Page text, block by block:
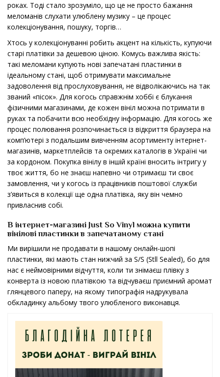
роках. Тоді стало зрозуміло, що це не просто бажання
меломанів слухати улюблену музику – це процес
колекціонування, пошуку, торгів…
Хтось у колекціонуванні робить акцент на кількість, купуючи
старі платівки за дешевою ціною. Комусь важлива якість:
такі меломани купують нові запечатані пластинки в
ідеальному стані, щоб отримувати максимальне
задоволення від прослуховування, не відволікаючись на так
званий «пісок». Для когось справжнім хоббі є блукання
фізичними магазинами, де кожен вініл можна потримати в
руках та побачити всю необхідну інформацію. Для когось же
процес полювання розпочинається із відкриття браузера на
комп’ютері з подальшим вивченням асортименту інтернет-
магазинів, маркетплейсів та окремих каталогів в Україні чи
за кордоном. Покупка вінілу в іншій країні вносить інтригу у
твоє життя, бо не знаєш напевно чи отримаєш ти своє
замовлення, чи у когось із працівників поштової служби
з’явиться в колекції ще одна платівка, яку він чемно
привласнив собі.
В інтернет-магазині Just So Vinyl можна купити
вінілові пластинки в запечатаному стані
Ми вирішили не продавати в нашому онлайн-шопі
пластинки, які мають стан нижчий за S/S (Stll Sealed), бо для
нас є неймовірними відчуття, коли ти знімаєш плівку з
конверта із новою платівкою та відчуваєш приємний аромат
глянцевого паперу, на якому типографія надрукувала
обкладинку альбому твого улюбленого виконавця.